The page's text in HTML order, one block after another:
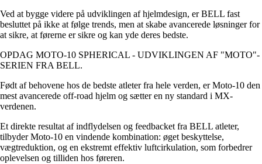
Ved at bygge videre på udviklingen af hjelmdesign, er BELL fast
besluttet på ikke at følge trends, men at skabe avancerede løsninger for
at sikre, at førerne er sikre og kan yde deres bedste.
OPDAG MOTO-10 SPHERICAL - UDVIKLINGEN AF "MOTO"-
SERIEN FRA BELL.
Født af behovene hos de bedste atleter fra hele verden, er Moto-10 den
mest avancerede off-road hjelm og sætter en ny standard i MX-
verdenen.
Et direkte resultat af indflydelsen og feedbacket fra BELL atleter,
tilbyder Moto-10 en vindende kombination: øget beskyttelse,
vægtreduktion, og en ekstremt effektiv luftcirkulation, som forbedrer
oplevelsen og tilliden hos føreren.